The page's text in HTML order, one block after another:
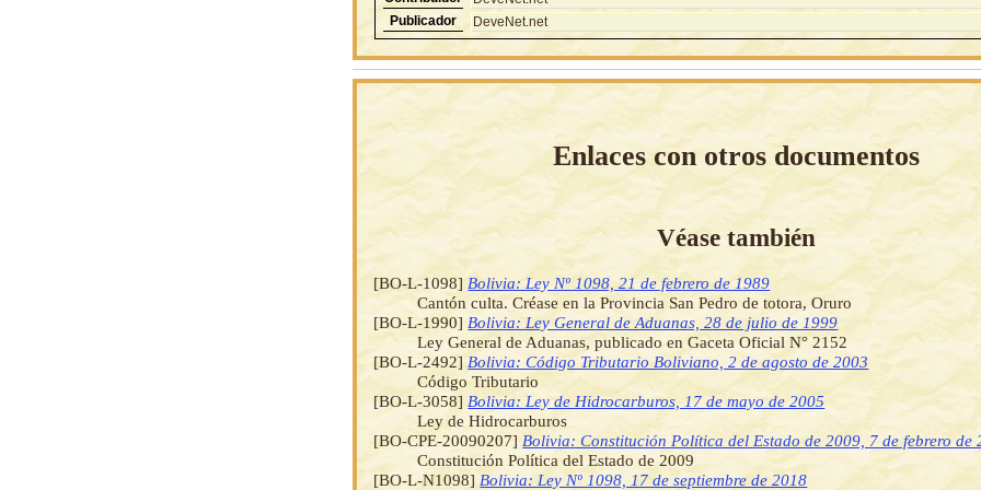
Publicador
DeveNet.net
Enlaces con otros documentos
Véase también
[BO-L-1098] Bolivia: Ley Nº 1098, 21 de febrero de 1989
Cantón culta. Créase en la Provincia San Pedro de totora, Oruro
[BO-L-1990] Bolivia: Ley General de Aduanas, 28 de julio de 1999
Ley General de Aduanas, publicado en Gaceta Oficial N° 2152
[BO-L-2492] Bolivia: Código Tributario Boliviano, 2 de agosto de 2003
Código Tributario
[BO-L-3058] Bolivia: Ley de Hidrocarburos, 17 de mayo de 2005
Ley de Hidrocarburos
[BO-CPE-20090207] Bolivia: Constitución Política del Estado de 2009, 7 de febrero de
Constitución Política del Estado de 2009
[BO-L-N1098] Bolivia: Ley Nº 1098, 17 de septiembre de 2018